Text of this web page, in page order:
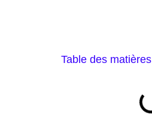
Table des matières